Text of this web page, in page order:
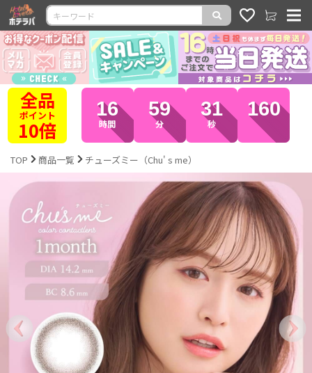
全品
ポイント
10倍
16
時間
59
分
30
秒
320
TOP 商品一覧 チューズミー（Chu' s me）